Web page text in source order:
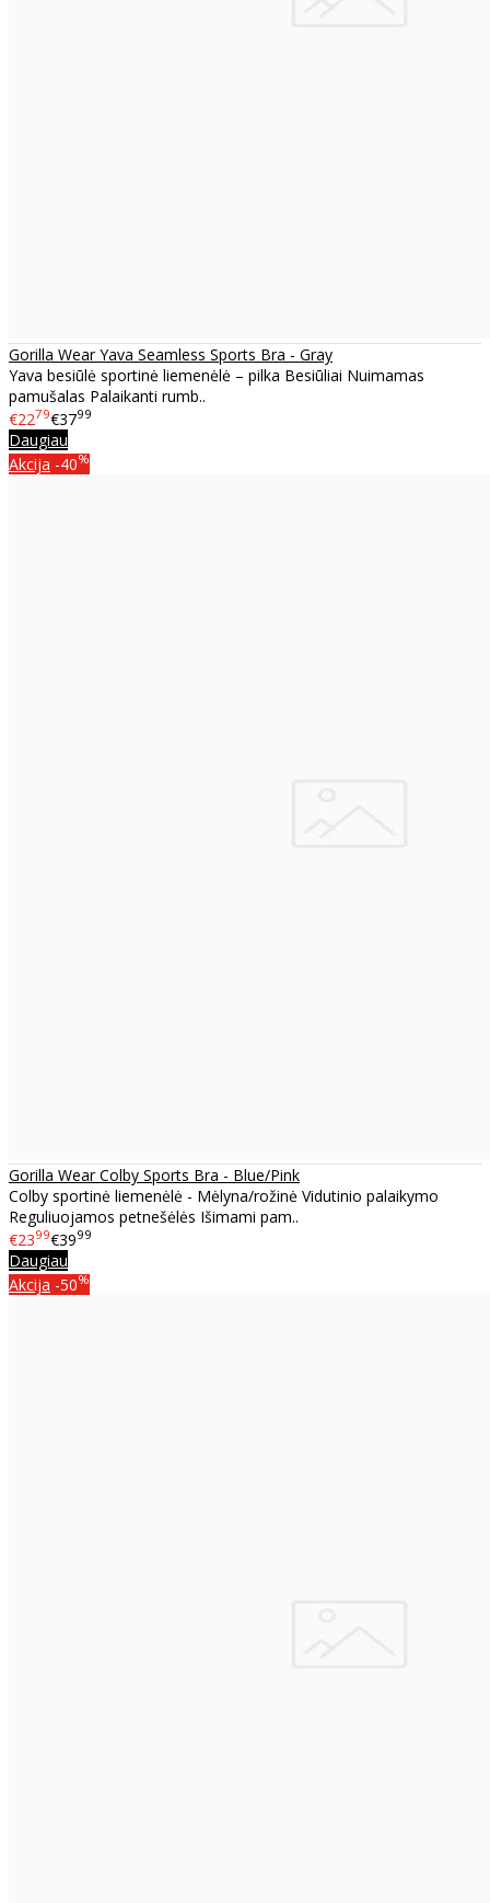
Gorilla Wear Yava Seamless Sports Bra - Gray
Yava besiūlė sportinė liemenėlė – pilka Besiūliai Nuimamas
pamušalas Palaikanti rumb..
€2279€3799
Daugiau
Akcija -40%
Gorilla Wear Colby Sports Bra - Blue/Pink
Colby sportinė liemenėlė - Mėlyna/rožinė Vidutinio palaikymo
Reguliuojamos petnešėlės Išimami pam..
€2399€3999
Daugiau
Akcija -50%